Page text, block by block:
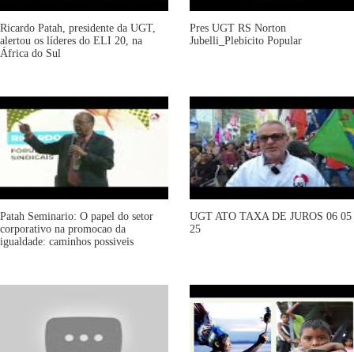
Ricardo Patah, presidente da UGT,
alertou os líderes do ELI 20, na
África do Sul
Pres UGT RS Norton
Jubelli_Plebicito Popular
Patah Seminario: O papel do setor
corporativo na promocao da
igualdade: caminhos possiveis
UGT ATO TAXA DE JUROS 06 05
25